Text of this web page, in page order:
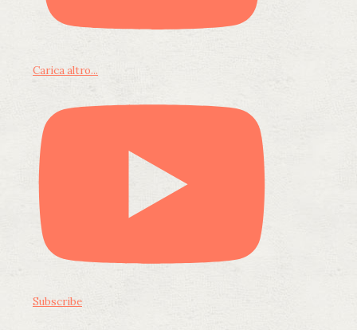
Carica altro...
Subscribe